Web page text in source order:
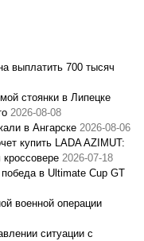
выплатить 700 тысяч
стоянки в Липецке
2026-08-08
в Ангарске 2026-08-06
купить LADA AZIMUT:
2026-07-18
в Ultimate Cup GT
военной операции
ситуации с